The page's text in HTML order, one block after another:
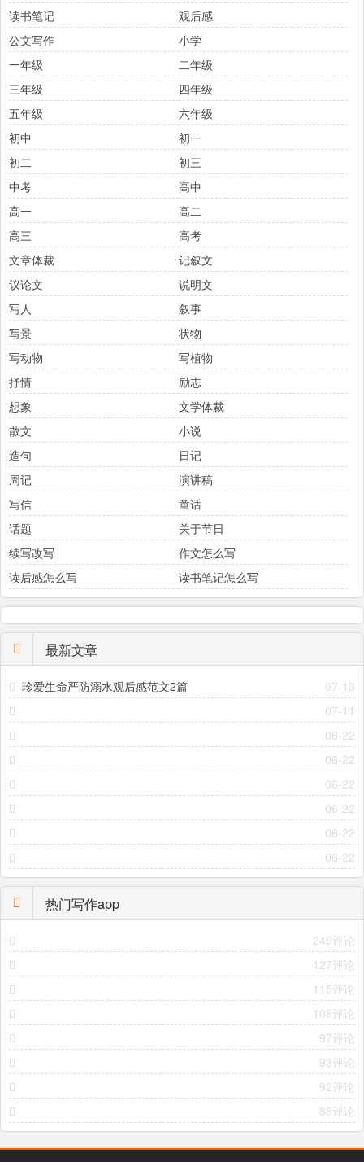
读书笔记
观后感
公文写作
小学
一年级
二年级
三年级
四年级
五年级
六年级
初中
初一
初二
初三
中考
高中
高一
高二
高三
高考
文章体裁
记叙文
议论文
说明文
写人
叙事
写景
状物
写动物
写植物
抒情
励志
想象
文学体裁
散文
小说
造句
日记
周记
演讲稿
写信
童话
话题
关于节日
续写改写
作文怎么写
读后感怎么写
读书笔记怎么写
最新文章
07-13
珍爱生命严防溺水观后感范文2篇
07-11
06-22
06-22
06-22
06-22
06-22
06-22
热门写作app
249评论
127评论
115评论
108评论
97评论
93评论
92评论
88评论